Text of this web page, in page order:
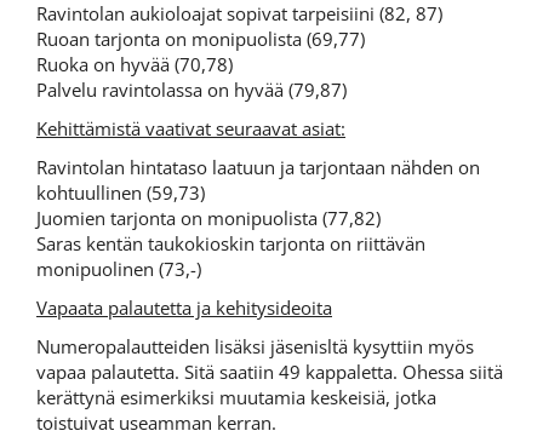
Ravintolan aukioloajat sopivat tarpeisiini (82, 87)
Ruoan tarjonta on monipuolista (69,77)
Ruoka on hyvää (70,78)
Palvelu ravintolassa on hyvää (79,87)
Kehittämistä vaativat seuraavat asiat:
Ravintolan hintataso laatuun ja tarjontaan nähden on
kohtuullinen (59,73)
Juomien tarjonta on monipuolista (77,82)
Saras kentän taukokioskin tarjonta on riittävän
monipuolinen (73,-)
Vapaata palautetta ja kehitysideoita
Numeropalautteiden lisäksi jäsenisltä kysyttiin myös
vapaa palautetta. Sitä saatiin 49 kappaletta. Ohessa siitä
kerättynä esimerkiksi muutamia keskeisiä, jotka
toistuivat useamman kerran.